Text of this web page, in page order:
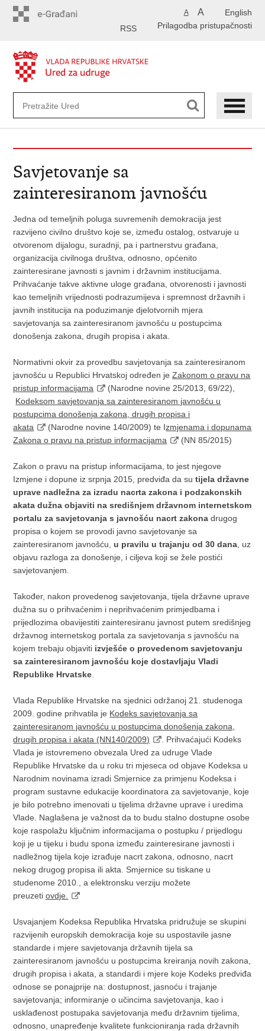
English
A A
Prilagodba pristupačnosti
RSS
Savjetovanje sa
zainteresiranom javnošću
Jedna od temeljnih poluga suvremenih demokracija jest
razvijeno civilno društvo koje se, između ostalog, ostvaruje u
otvorenom dijalogu, suradnji, pa i partnerstvu građana,
organizacija civilnoga društva, odnosno, općenito
zainteresirane javnosti s javnim i državnim institucijama.
Prihvaćanje takve aktivne uloge građana, otvorenosti i javnosti
kao temeljnih vrijednosti podrazumijeva i spremnost državnih i
javnih institucija na poduzimanje djelotvornih mjera
savjetovanja sa zainteresiranom javnošću u postupcima
donošenja zakona, drugih propisa i akata.
Normativni okvir za provedbu savjetovanja sa zainteresiranom
javnošću u Republici Hrvatskoj određen jeZakonom o pravu na
pristup informacijama
(Narodne novine 25/2013, 69/22),
Kodeksom savjetovanja sa zainteresiranom javnošću u
postupcima donošenja zakona, drugih propisa i
akata
(Narodne novine 140/2009) te Izmjenama i dopunama
Zakona o pravu na pristup informacijama
(NN 85/2015)
Zakon o pravu na pristup informacijama, to jest njegove
Izmjene i dopune iz srpnja 2015, predviđa da su tijela državne
uprave nadležna za izradu nacrta zakona i podzakonskih
akata dužna objaviti na središnjem državnom internetskom
portalu za savjetovanja s javnošću nacrt zakonadrugog
propisa o kojem se provodi javno savjetovanje sa
zainteresiranom javnošću,u pravilu u trajanju od 30 dana , uz
objavu razloga za donošenje, i ciljeva koji se žele postići
savjetovanjem.
Također, nakon provedenog savjetovanja, tijela državne uprave
dužna su o prihvaćenim i neprihvaćenim primjedbama i
prijedlozima obavijestiti zainteresiranu javnost putem središnjeg
državnog internetskog portala za savjetovanja s javnošću na
kojem trebaju objaviti izvješće o provedenom savjetovanju
sa zainteresiranom javnošću koje dostavljaju Vladi
Republike Hrvatske
Vlada Republike Hrvatske na sjednici održanoj 21. studenoga
2009. godine prihvatila je Kodeks savjetovanja sa
zainteresiranom javnošću u postupcima donošenja zakona,
drugih propisa i akata (NN140/2009)
. Prihvaćajući Kodeks
Vlada je istovremeno obvezala Ured za udruge Vlade
Republike Hrvatske da u roku tri mjeseca od objave Kodeksa u
Narodnim novinama izradi Smjernice za primjenu Kodeksa i
program sustavne edukacije koordinatora za savjetovanje, koje
je bilo potrebno imenovati u tijelima državne uprave i uredima
Vlade. Naglašena je važnost da to budu stalno dostupne osobe
koje raspolažu ključnim informacijama o postupku / prijedlogu
koji je u tijeku i budu spona između zainteresirane javnosti i
nadležnog tijela koje izrađuje nacrt zakona, odnosno, nacrt
nekog drugog propisa ili akta. Smjernice su tiskane u
studenome 2010., a elektronsku verziju možete
preuzetiovdje
Usvajanjem Kodeksa Republika Hrvatska pridružuje se skupini
razvijenih europskih demokracija koje su uspostavile jasne
standarde i mjere savjetovanja državnih tijela sa
zainteresiranom javnošću u postupcima kreiranja novih zakona,
drugih propisa i akata, a standardi i mjere koje Kodeks predviđa
odnose se ponajprije na: dostupnost, jasnoću i trajanje
savjetovanja; informiranje o učincima savjetovanja, kao i
usklađenost postupaka savjetovanja među državnim tijelima,
odnosno, unapređenje kvalitete funkcioniranja rada državnih